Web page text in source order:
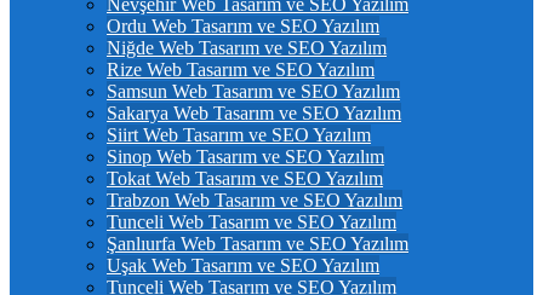
Nevşehir Web Tasarım ve SEO Yazılım
Ordu Web Tasarım ve SEO Yazılım
Niğde Web Tasarım ve SEO Yazılım
Rize Web Tasarım ve SEO Yazılım
Samsun Web Tasarım ve SEO Yazılım
Sakarya Web Tasarım ve SEO Yazılım
Siirt Web Tasarım ve SEO Yazılım
Sinop Web Tasarım ve SEO Yazılım
Tokat Web Tasarım ve SEO Yazılım
Trabzon Web Tasarım ve SEO Yazılım
Tunceli Web Tasarım ve SEO Yazılım
Şanlıurfa Web Tasarım ve SEO Yazılım
Uşak Web Tasarım ve SEO Yazılım
Tunceli Web Tasarım ve SEO Yazılım